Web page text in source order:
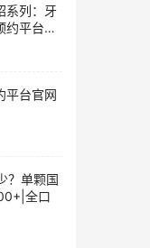
系列：牙
约平台的
平台官网
？单颗国
全口